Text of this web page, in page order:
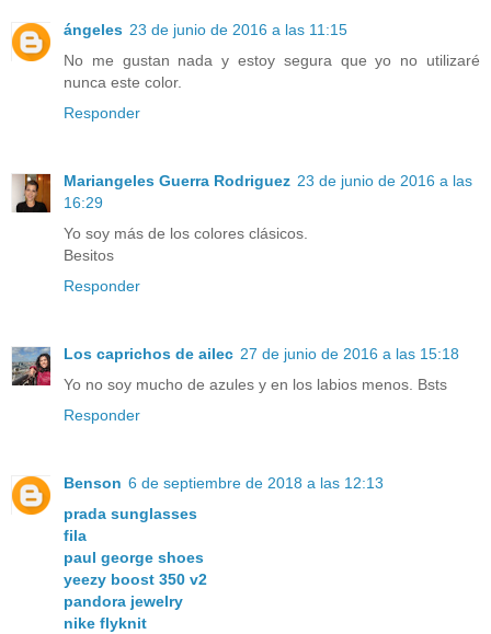
ángeles 23 de junio de 2016 a las 11:15
No me gustan nada y estoy segura que yo no utilizaré
nunca este color.
Responder
Mariangeles Guerra Rodriguez 23 de junio de 2016 a las
16:29
Yo soy más de los colores clásicos.
Besitos
Responder
Los caprichos de ailec 27 de junio de 2016 a las 15:18
Yo no soy mucho de azules y en los labios menos. Bsts
Responder
Benson 6 de septiembre de 2018 a las 12:13
prada sunglasses
fila
paul george shoes
yeezy boost 350 v2
pandora jewelry
nike flyknit